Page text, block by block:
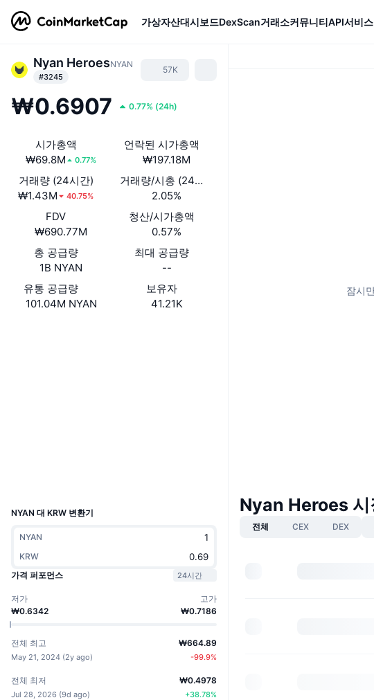
가상자산대시보드DexScan거래소커뮤니티API서비스
Nyan HeroesNYAN
#3245
57K
₩0.6907 0.77% (24h)
시가총액
₩69.8M
0.77%
언락된 시가총액
₩197.18M
거래량 (24시간)
₩1.43M
40.75%
거래량/시총 (24시간)
2.05%
FDV
₩690.77M
청산/시가총액
0.57%
총 공급량
1B NYAN
최대 공급량
--
유통 공급량
101.04M NYAN
보유자
41.21K
NYAN 대 KRW 변환기
NYAN
KRW
가격 퍼포먼스
24시간
저가
₩0.6342
고가
₩0.7186
전체 최고
May 21, 2024 (2y ago)
₩664.89
-99.9%
전체 최저
Jul 28, 2026 (9d ago)
₩0.4978
+38.78%
잠시
Nyan Heroes 시
전체 CEX DEX